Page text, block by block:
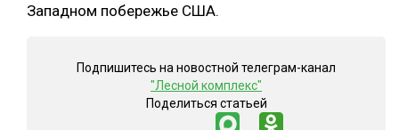
Западном побережье США.
Подпишитесь на новостной телеграм-канал
"Лесной комплекс"
Поделиться статьей